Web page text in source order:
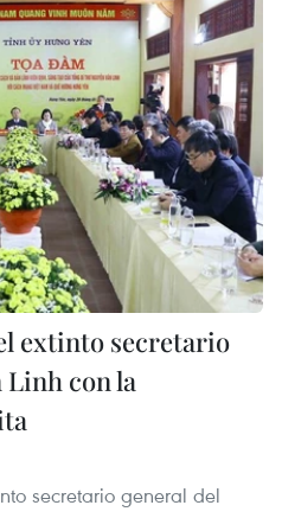
extinto secretario
Linh con la
secretario general del